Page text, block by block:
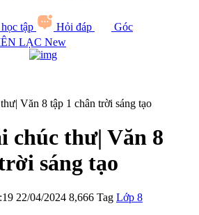
tập Hỏi đáp
Góc
LẠC New
Văn 8 tập 1 chân trời sáng tạo
chúc thư| Văn 8
sáng tạo
22/04/2024 8,666 Tag Lớp 8